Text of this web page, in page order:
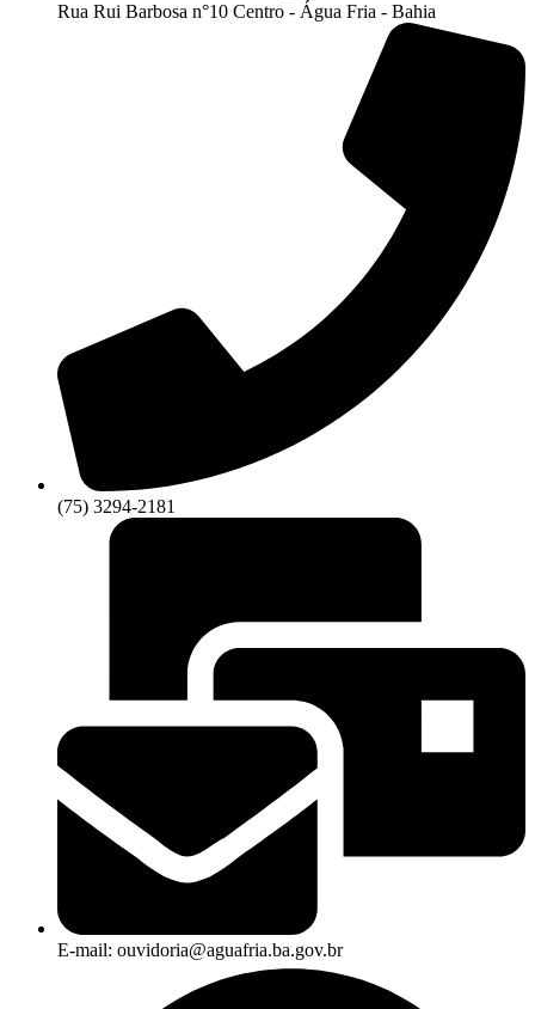
Rua Rui Barbosa n°10 Centro - Água Fria - Bahia
(75) 3294-2181
E-mail: ouvidoria@aguafria.ba.gov.br